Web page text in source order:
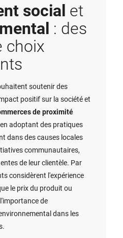
social et
: des
choix
soutenir des
positif sur la société et
de proximité
adoptant des pratiques
dans des causes locales
communautaires,
de leur clientèle. Par
considèrent l'expérience
le prix du produit ou
de
dans les